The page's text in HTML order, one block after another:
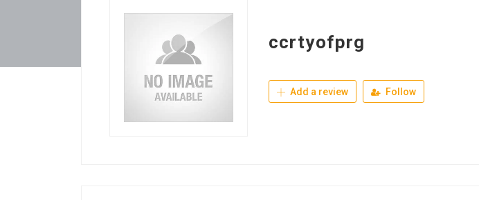
ccrtyofprg
Add a review Follow